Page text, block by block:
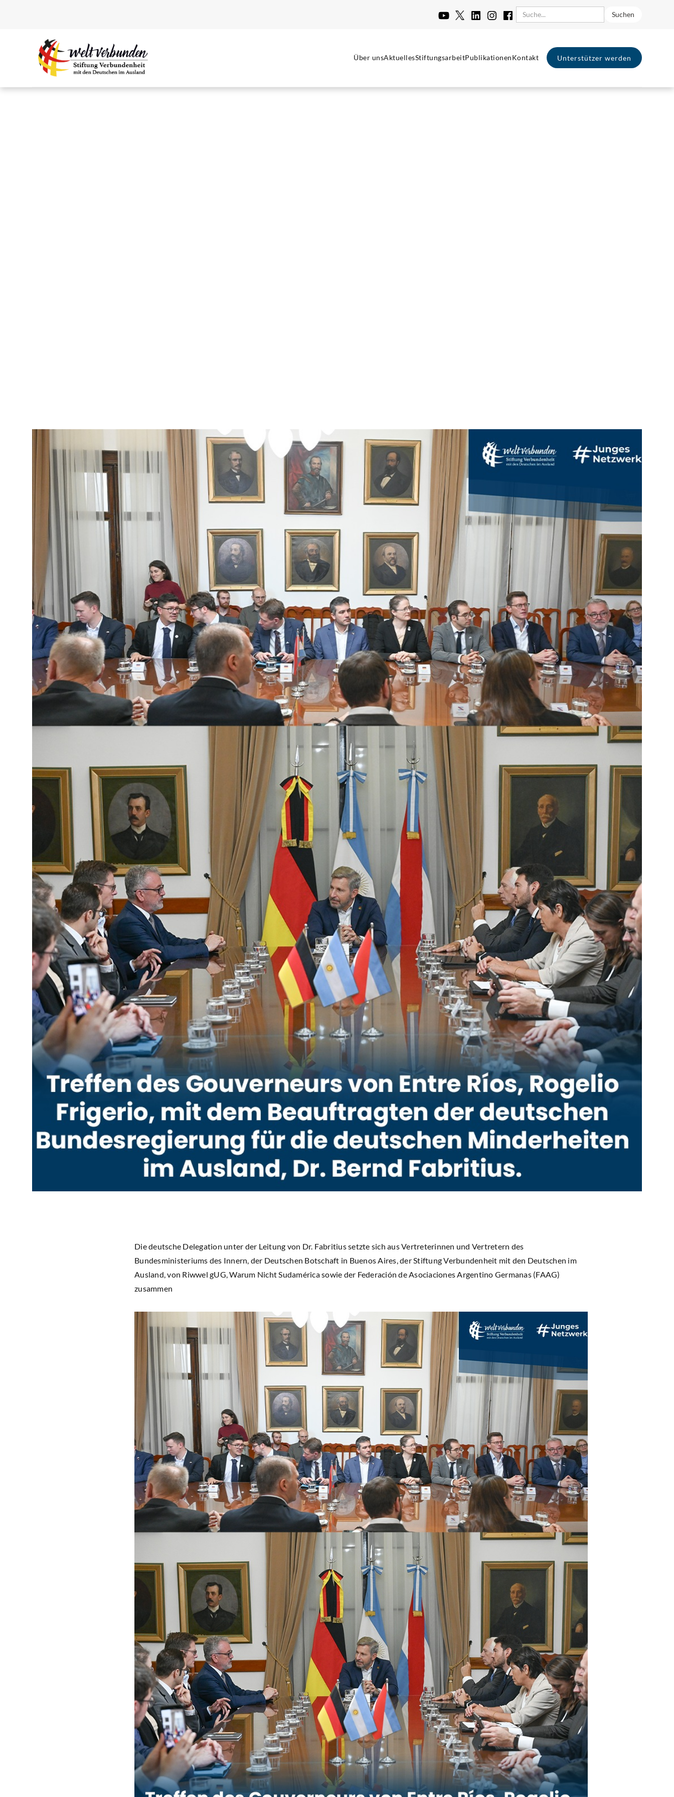
Über unsAktuellesStiftungsarbeitPublikationenKontakt Unterstützer werden
Die deutsche Delegation unter der Leitung von Dr. Fabritius setzte sich aus Vertreterinnen und Vertretern des
Bundesministeriums des Innern, der Deutschen Botschaft in Buenos Aires, der Stiftung Verbundenheit mit den Deutschen im
Ausland, von Riwwel gUG, Warum Nicht Sudamérica sowie der Federación de Asociaciones Argentino Germanas (FAAG)
zusammen